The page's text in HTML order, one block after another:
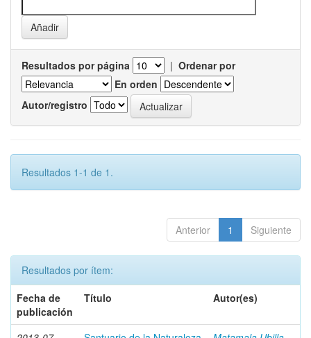
Resultados por página | Ordenar por
En orden
Autor/registro
Resultados 1-1 de 1.
Anterior 1 Siguiente
Resultados por ítem:
Fecha de
publicación
Título Autor(es)